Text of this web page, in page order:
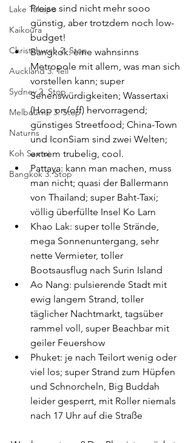
Lake Tekapo
Kaikoura
Christchurch 2. Stop
Auckland 3. Teil
Sydney 2. Stop
Melbourne 3. Stop
Naturns
Koh Samui
Bangkok 3. Stop
Preise sind nicht mehr sooo
günstig, aber trotzdem noch low-
budget!
Bangkok: eine wahnsinns
Metropole mit allem, was man sich
vorstellen kann; super
Sehenswürdigkeiten; Wassertaxi
(Hop on/off) hervorragend;
günstiges Streetfood; China-Town
und IconSiam sind zwei Welten;
extrem trubelig, cool.
Pattaya: kann man machen, muss
man nicht; quasi der Ballermann
von Thailand; super Baht-Taxi;
völlig überfüllte Insel Ko Larn
Khao Lak: super tolle Strände,
mega Sonnenuntergang, sehr
nette Vermieter, toller
Bootsausflug nach Surin Island
Ao Nang: pulsierende Stadt mit
ewig langem Strand, toller
täglicher Nachtmarkt, tagsüber
rammel voll, super Beachbar mit
geiler Feuershow
Phuket: je nach Teilort wenig oder
viel los; super Strand zum Hüpfen
und Schnorcheln, Big Buddah
leider gesperrt, mit Roller niemals
nach 17 Uhr auf die Straße